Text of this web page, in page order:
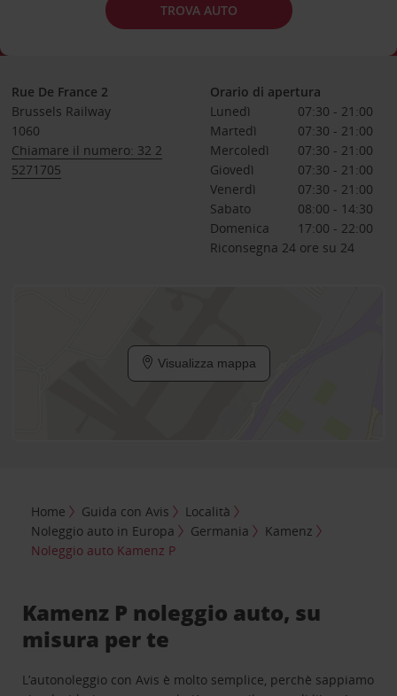
TROVA AUTO
Rue De France 2
Brussels Railway
1060
Chiamare il numero: 32 2
5271705
Orario di apertura
Lunedì
07:30 - 21:00
Martedì
07:30 - 21:00
Mercoledì
07:30 - 21:00
Giovedì
07:30 - 21:00
Venerdì
07:30 - 21:00
Sabato
08:00 - 14:30
Domenica
17:00 - 22:00
Riconsegna 24 ore su 24
Visualizza mappa
Home Guida con Avis
Località
Noleggio auto in Europa
Germania
Kamenz
Noleggio auto Kamenz P
Kamenz P noleggio auto, su
misura per te
L’autonoleggio con Avis è molto semplice, perchè sappiamo